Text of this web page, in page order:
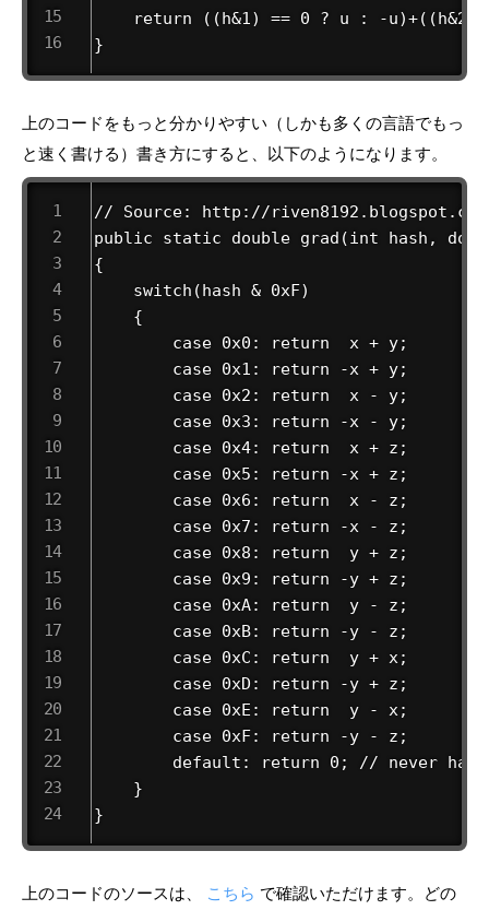
return ((h&1) == 0 ? u : -u)+((h&2)
}
上のコードをもっと分かりやすい（しかも多くの言語でもっ
と速く書ける）書き方にすると、以下のようになります。
// Source: http://
public static double grad(int hash,
{
    switch(hash & 0xF)
    {
        case 0x0: return  x + y;
        case 0x1: return -x + y;
        case 0x2: return  x - y;
        case 0x3: return -x - y;
        case 0x4: return  x + z;
        case 0x5: return -x + z;
        case 0x6: return  x - z;
        case 0x7: return -x - z;
        case 0x8: return  y + z;
        case 0x9: return -y + z;
        case 0xA: return  y - z;
        case 0xB: return -y - z;
        case 0xC: return  y + x;
        case 0xD: return -y + z;
        case 0xE: return  y - x;
        case 0xF: return -y - z;
default: return 0; // never
    }
}
上のコードのソースは、 こちら で確認いただけます。どの